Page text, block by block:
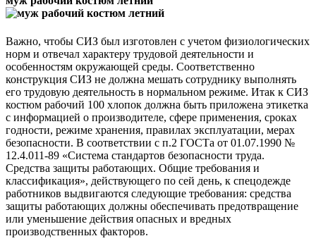
Важно, чтобы СИЗ был изготовлен с учетом физиологических
норм и отвечал характеру трудовой деятельности и
особенностям окружающей среды. Соответственно
конструкция СИЗ не должна мешать сотруднику выполнять
его трудовую деятельность в нормальном режиме. Итак к СИЗ
костюм рабочий 100 хлопок должна быть приложена этикетка
с информацией о производителе, сфере применения, сроках
годности, режиме хранения, правилах эксплуатации, мерах
безопасности. В соответствии с п.2 ГОСТа от 01.07.1990 №
12.4.011-89 «Система стандартов безопасности труда.
Средства защиты работающих. Общие требования и
классификация», действующего по сей день, к спецодежде
работников выдвигаются следующие требования: средства
защиты работающих должны обеспечивать предотвращение
или уменьшение действия опасных и вредных
производственных факторов.